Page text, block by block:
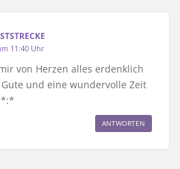
11:40 Uhr
von Herzen alles erdenklich
und eine wundervolle Zeit
ANTWORTEN